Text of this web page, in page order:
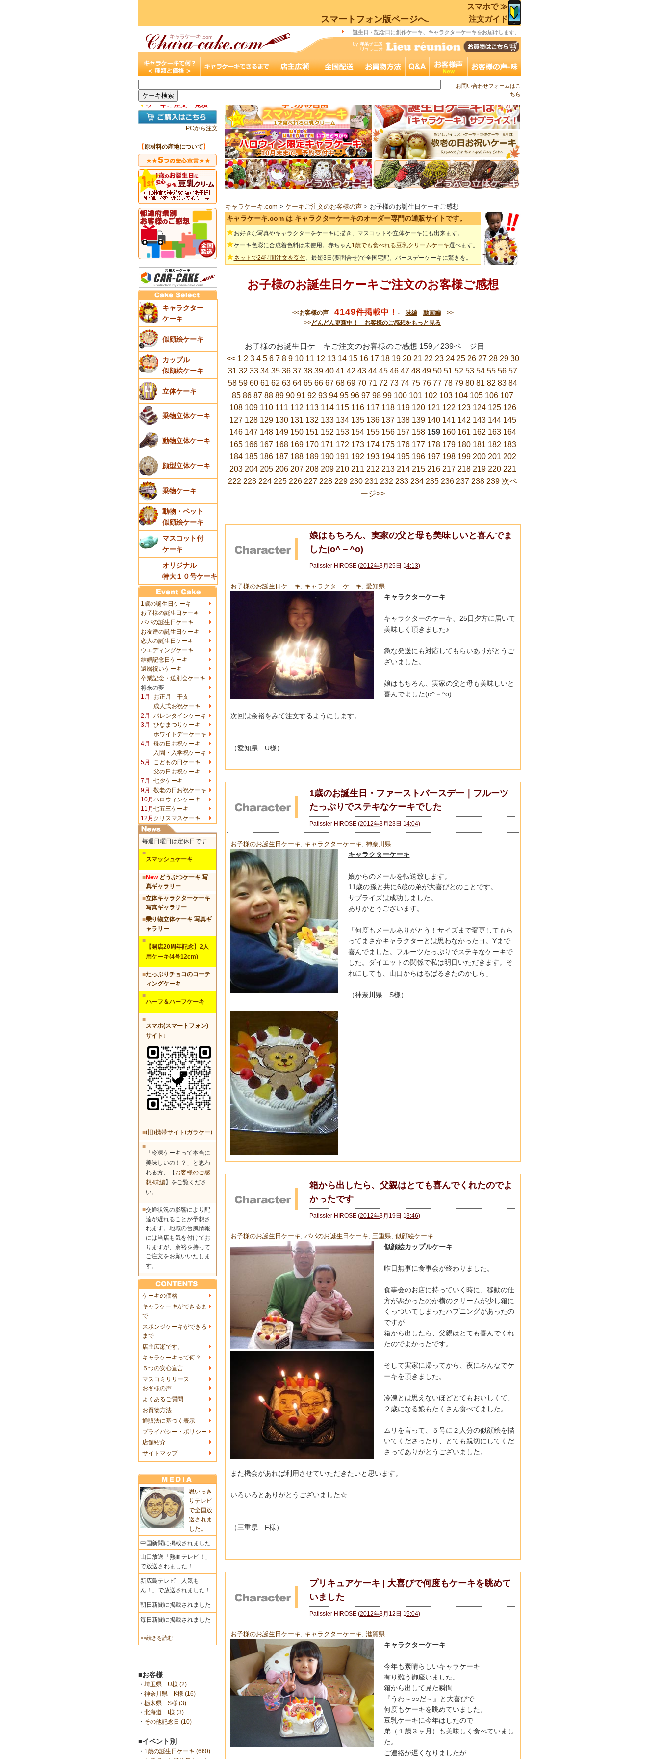
スマートフォン版ページへ.
スマホで ≫
注文ガイド
誕生日・記念日に創作ケーキ、キャラクターケーキをお届けします、
お問い合わせフォームはこ
ちら
▼ケーキご注文・見積
PCから注文
【原材料の産地について 】
キャラクター
ケーキ
似顔絵ケーキ
カップル
似顔絵ケーキ
立体ケーキ
乗物立体ケーキ
動物立体ケーキ
顔型立体ケーキ
乗物ケーキ
動物・ペット
似顔絵ケーキ
マスコット付
ケーキ
オリジナル
特大１０号ケーキ
1歳の誕生日ケーキ
お子様の誕生日ケーキ
パパの誕生日ケーキ
お友達の誕生日ケーキ
恋人の誕生日ケーキ
ウエディングケーキ
結婚記念日ケーキ
還暦祝いケーキ
卒業記念・送別会ケーキ
将来の夢
1月
お正月 干支
成人式お祝ケーキ
2月
バレンタインケーキ
3月
ひなまつりケーキ
ホワイトデーケーキ
4月
母の日お祝ケーキ
入園・入学祝ケーキ
5月
こどもの日ケーキ
父の日お祝ケーキ
7月
七夕ケーキ
9月
敬老の日お祝ケーキ
10月 ハロウィンケーキ
11月 七五三ケーキ
12月 クリスマスケーキ
毎週日曜日は定休日です
■
スマッシュケーキ
■Newどうぶつケーキ 写
真ギャラリー
■立体キャラクターケーキ
写真ギャラリー
■乗り物立体ケーキ 写真ギ
ャラリー
■
【開店20周年記念】2人
用ケーキ(4号12cm)
■たっぷりチョコのコーテ
ィングケーキ
■
ハーフ＆ハーフケーキ
■
スマホ(スマートフォン)
サイト↓
■(旧)携帯サイト(ガラケー)
■
「冷凍ケーキって本当に
美味しいの！？」と思わ
れる方、【 お客様のご感
想-味編】をご覧くださ
い。
■交通状況の影響により配
達が遅れることが予想さ
れます。地域の台風情報
には当店も気を付けてお
りますが、余裕を持って
ご注文をお願いいたしま
す。
ケーキの価格
キャラケーキができるま
で
スポンジケーキができる
まで
店主広瀬です。
キャラケーキって何？
５つの安心宣言
マスコミリリース
お客様の声
よくあるご質問
お買物方法
通販法に基づく表示
プライバシー・ポリシー
店舗紹介
サイトマップ
思いっき
りテレビ
で全国放
送されま
した。
中国新聞に掲載されました
山口放送「熱血テレビ！」
で放送されました！
新広島テレビ「人気も
ん！」で放送されました！
朝日新聞に掲載されました
毎日新聞に掲載されました
>>続きを読む
■お客様
・ 埼玉県 U様 (2)
・ 神奈川県 K様 (16)
・ 栃木県 S様 (3)
・ 北海道 I様 (3)
・ その他記念日 (10)
■イベント別
・ 1歳の誕生日ケーキ (660)
キャラケーキ.com > ケーキご注文のお客様の声> お子様のお誕生日ケーキご感想
キャラケーキ.com は キャラクターケーキのオーダー専門の通販サイトです。
★お好きな写真やキャラクターをケーキに描き、マスコットや立体ケーキにも出来ます。
★ケーキ色彩に合成着色料は未使用。赤ちゃん1歳でも食べれる豆乳クリームケーキ選べます。
★ネットで24時間注文を受付、最短3日(要問合せ)で全国宅配。バースデーケーキに驚きを。
お子様のお誕生日ケーキご注文のお客様ご感想
<<お客様の声 4149件掲載中！ - 味編 動画編>>
>>どんどん更新中！ お客様のご感想をもっと見る
お子様のお誕生日ケーキご注文のお客様のご感想 159／239ページ目
<< 1 2 3 4 5 6 7 8 9 10 11 12 13 14 15 16 17 18 19 20 21 22 23 24 25 26 27 28 29 30
31 32 33 34 35 36 37 38 39 40 41 42 43 44 45 46 47 48 49 50 51 52 53 54 55 56 57
58 59 60 61 62 63 64 65 66 67 68 69 70 71 72 73 74 75 76 77 78 79 80 81 82 83 84
85 86 87 88 89 90 91 92 93 94 95 96 97 98 99 100 101 102 103 104 105 106 107
108 109 110 111 112 113 114 115 116 117 118 119 120 121 122 123 124 125 126
127 128 129 130 131 132 133 134 135 136 137 138 139 140 141 142 143 144 145
146 147 148 149 150 151 152 153 154 155 156 157 158 159 160 161 162 163 164
165 166 167 168 169 170 171 172 173 174 175 176 177 178 179 180 181 182 183
184 185 186 187 188 189 190 191 192 193 194 195 196 197 198 199 200 201 202
203 204 205 206 207 208 209 210 211 212 213 214 215 216 217 218 219 220 221
222 223 224 225 226 227 228 229 230 231 232 233 234 235 236 237 238 239 次ペ
ージ>>
娘はもちろん、実家の父と母も美味しいと喜んでま
した(o^－^o)
Patissier HIROSE(2012年3月25日 14:13)
お子様のお誕生日ケーキ キャラクターケーキ 愛知県
キャラクターケーキ
キャラクターのケーキ、25日夕方に届いて
美味しく頂きました♪
急な発送にも対応してもらいありがとうご
ざいました。
娘はもちろん、実家の父と母も美味しいと
喜んでました(o^－^o)
次回は余裕をみて注文するようにします。
（愛知県 U様）
1歳のお誕生日・ファーストバースデー｜フルーツ
たっぷりでステキなケーキでした
Patissier HIROSE(2012年3月23日 14:04)
お子様のお誕生日ケーキ キャラクターケーキ 神奈川県
キャラクターケーキ
娘からのメールを転送致します。
11歳の孫と共に6歳の弟が大喜びとのことです。
サプライズは成功しました。
ありがとうございます。
「何度もメールありがとう！サイズまで変更してもら
ってまさかキャラクターとは思わなかったヨ。Yまで
喜んでました。フルーツたっぷりでステキなケーキで
した。ダイエットの関係で私は明日いただきます。そ
れにしても、山口からはるばるきたのかしら」
（神奈川県 S様）
箱から出したら、父親はとても喜んでくれたのでよ
かったです
Patissier HIROSE(2012年3月19日 13:46)
お子様のお誕生日ケーキ パパのお誕生日ケーキ 三重県, 似顔絵ケーキ
似顔絵カップルケーキ
昨日無事に食事会が終わりました。
食事会のお店に持っていく時に、移動の仕
方が悪かったのか横のクリームが少し箱に
くっついてしまったハプニングがあったの
ですが
箱から出したら、父親はとても喜んでくれ
たのでよかったです。
そして実家に帰ってから、夜にみんなでケ
ーキを頂きました。
冷凍とは思えないほどとてもおいしくて、
２歳になる娘もたくさん食べてました。
ムリを言って、５号に２人分の似顔絵を描
いてくださったり、とても親切にしてくだ
さってありがとうございました。
また機会があれば利用させていただきたいと思います。
いろいろとありがとうございました☆
（三重県 F様）
プリキュアケーキ | 大喜びで何度もケーキを眺めて
いました
Patissier HIROSE(2012年3月12日 15:04)
お子様のお誕生日ケーキ キャラクターケーキ 滋賀県
キャラクターケーキ
今年も素晴らしいキャラケーキ
有り難う御座いました。
箱から出して見た瞬間
『うわ～○○だ～』と大喜びで
何度もケーキを眺めていました。
豆乳ケーキに今年はしたので
弟（１歳３ヶ月）も美味しく食べていまし
た。
ご連絡が遅くなりましたが